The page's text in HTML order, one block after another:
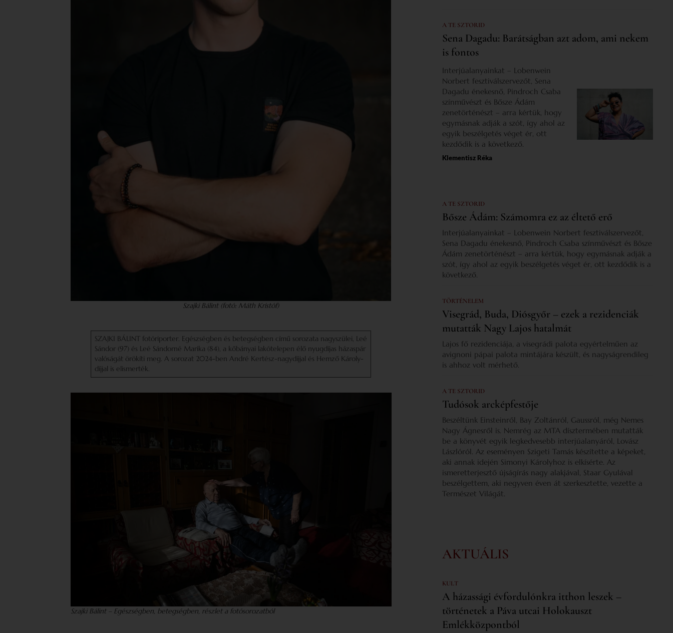
Szajki Bálint (fotó: Máth Kristóf)
SZAJKI BÁLINT fotóriporter. Egészségben és betegségben című sorozata nagyszülei, Leé
Sándor (97) és Leé Sándorné Marika (84), a kőbányai lakótelepen élő nyugdíjas házaspár
valóságát örökíti meg. A sorozat 2024-ben André Kertész-nagydíjjal és Hemző Károly-
díjjal is elismerték.
Szajki Bálint – Egészségben, betegségben, részlet a fotósorozatból
A TE SZTORID
Sena Dagadu: Barátságban azt adom, ami nekem
is fontos
Interjúalanyainkat – Lobenwein
Norbert fesztiválszervezőt, Sena
Dagadu énekesnő, Pindroch Csaba
színművészt és Bősze Ádám
zenetörténészt – arra kértük, hogy
egymásnak adják a szót, így ahol az
egyik beszélgetés véget ér, ott
kezdődik is a következő.
Klementisz Réka
A TE SZTORID
Bősze Ádám: Számomra ez az éltető erő
Interjúalanyainkat – Lobenwein Norbert fesztiválszervezőt,
Sena Dagadu énekesnő, Pindroch Csaba színművészt és Bősze
Ádám zenetörténészt – arra kértük, hogy egymásnak adják a
szót, így ahol az egyik beszélgetés véget ér, ott kezdődik is a
következő.
TÖRTÉNELEM
Visegrád, Buda, Diósgyőr – ezek a rezidenciák
mutatták Nagy Lajos hatalmát
Lajos fő rezidenciája, a visegrádi palota egyértelműen az
avignoni pápai palota mintájára készült, és nagyságrendileg
is ahhoz volt mérhető.
A TE SZTORID
Tudósok arcképfestője
Beszéltünk Einsteinről, Bay Zoltánról, Gaussról, még Nemes
Nagy Ágnesről is. Nemrég az MTA dísztermében mutatták
be a könyvét egyik legkedvesebb interjúalanyáról, Lovász
Lászlóról. Az eseményen Szigeti Tamás készítette a képeket,
aki annak idején Simonyi Károlyhoz is elkísérte. Az
ismeretterjesztő újságírás nagy alakjával, Staar Gyulával
beszélgettem, aki negyven éven át szerkesztette, vezette a
Természet Világát.
AKTUÁLIS
KULT
A házassági évfordulónkra itthon leszek –
történetek a Páva utcai Holokauszt
Emlékközpontból